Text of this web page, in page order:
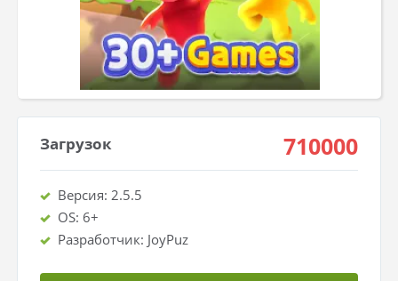
Загрузок 710000
Версия: 2.5.5
OS: 6+
Разработчик: JoyPuz